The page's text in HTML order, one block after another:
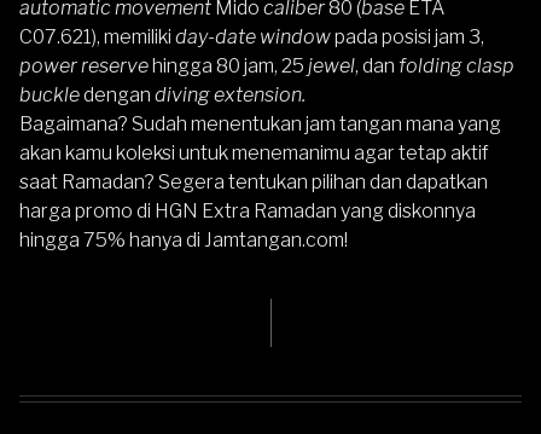
automatic movement Mido caliber80 (base ETA
C07.621), memiliki day-date windowpada posisi jam 3,
power reservehingga 80 jam, 25 jewel, dan folding clasp
buckledengan diving extension.
Bagaimana? Sudah menentukan jam tangan mana yang
akan kamu koleksi untuk menemanimu agar tetap aktif
saat Ramadan? Segera tentukan pilihan dan dapatkan
harga promo di HGN Extra Ramadan yang diskonnya
hingga 75% hanya di Jamtangan.com!